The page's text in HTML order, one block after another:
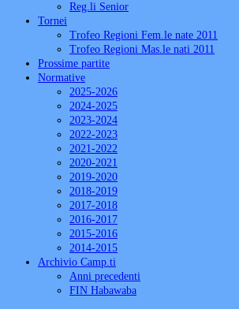
Reg.li Senior
Tornei
Trofeo Regioni Fem.le nate 2011
Trofeo Regioni Mas.le nati 2011
Prossime partite
Normative
2025-2026
2024-2025
2023-2024
2022-2023
2021-2022
2020-2021
2019-2020
2018-2019
2017-2018
2016-2017
2015-2016
2014-2015
Archivio Camp.ti
Anni precedenti
FIN Habawaba